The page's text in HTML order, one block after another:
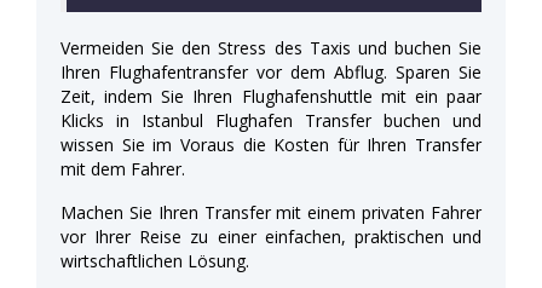
Vermeiden Sie den Stress des Taxis und buchen Sie
Ihren Flughafentransfer vor dem Abflug. Sparen Sie
Zeit, indem Sie Ihren Flughafenshuttle mit ein paar
Klicks in Istanbul Flughafen Transfer buchen und
wissen Sie im Voraus die Kosten für Ihren Transfer
mit dem Fahrer.
Machen Sie Ihren Transfer mit einem privaten Fahrer
vor Ihrer Reise zu einer einfachen, praktischen und
wirtschaftlichen Lösung.